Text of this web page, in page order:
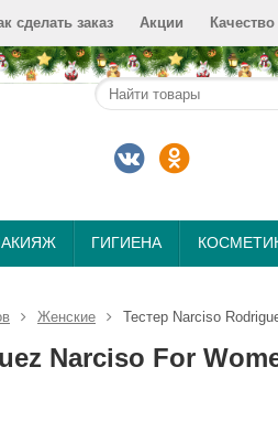
сделать заказ Акции Качество
ГИГИЕНА
Женские Тестер Narciso
Narciso For